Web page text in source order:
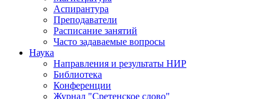
Аспирантура
Преподаватели
Расписание занятий
Часто задаваемые вопросы
Наука
Направления и результаты НИР
Библиотека
Конференции
Журнал "Сретенское слово"